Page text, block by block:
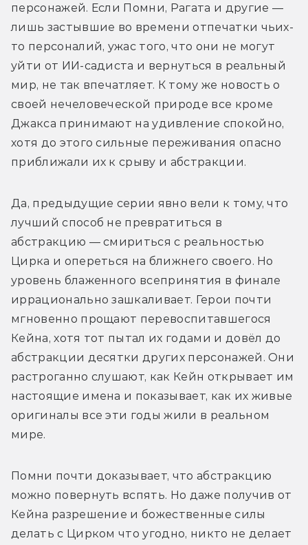
персонажей. Если Помни, Рагата и другие —
лишь застывшие во времени отпечатки чьих-
то персоналий, ужас того, что они не могут
уйти от ИИ-садиста и вернуться в реальный
мир, не так впечатляет. К тому же новость о
своей нечеловеческой природе все кроме
Джакса принимают на удивление спокойно,
хотя до этого сильные переживания опасно
приближали их к срыву и абстракции.
Да, предыдущие серии явно вели к тому, что
лучший способ не превратиться в
абстракцию — смириться с реальностью
Цирка и опереться на ближнего своего. Но
уровень блаженного всепринятия в финале
иррационально зашкаливает. Герои почти
мгновенно прощают перевоспитавшегося
Кейна, хотя тот пытал их годами и довёл до
абстракции десятки других персонажей. Они
растроганно слушают, как Кейн открывает им
настоящие имена и показывает, как их живые
оригиналы все эти годы жили в реальном
мире.
Помни почти доказывает, что абстракцию
можно повернуть вспять. Но даже получив от
Кейна разрешение и божественные силы
делать с Цирком что угодно, никто не делает